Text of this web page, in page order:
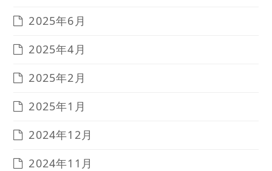
2025年6月
2025年4月
2025年2月
2025年1月
2024年12月
2024年11月